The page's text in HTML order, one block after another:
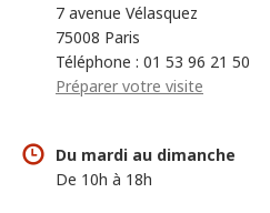
7 avenue Vélasquez
75008 Paris
Téléphone : 01 53 96 21 50
Préparer votre visite
Du mardi au dimanche
De 10h à 18h